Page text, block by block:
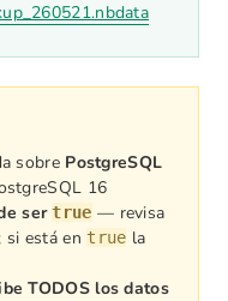
sobre PostgreSQL
16
sertrue — revisa
; si está en true la
TODOS los datos